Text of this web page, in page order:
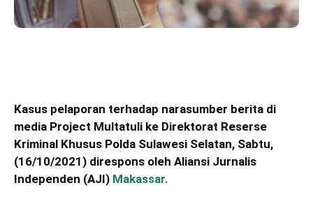
Kasus pelaporan terhadap narasumber berita di
media Project Multatuli ke Direktorat Reserse
Kriminal Khusus Polda Sulawesi Selatan, Sabtu,
(16/10/2021) direspons oleh Aliansi Jurnalis
Independen (AJI) Makassar.